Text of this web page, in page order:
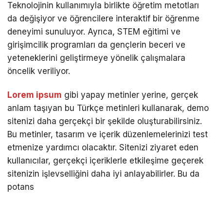
Teknolojinin kullanımıyla birlikte öğretim metotları
da değişiyor ve öğrencilere interaktif bir öğrenme
deneyimi sunuluyor. Ayrıca, STEM eğitimi ve
girişimcilik programları da gençlerin beceri ve
yeteneklerini geliştirmeye yönelik çalışmalara
öncelik veriliyor.
Lorem ipsum gibi yapay metinler yerine, gerçek
anlam taşıyan bu Türkçe metinleri kullanarak, demo
sitenizi daha gerçekçi bir şekilde oluşturabilirsiniz.
Bu metinler, tasarım ve içerik düzenlemelerinizi test
etmenize yardımcı olacaktır. Sitenizi ziyaret eden
kullanıcılar, gerçekçi içeriklerle etkileşime geçerek
sitenizin işlevselliğini daha iyi anlayabilirler. Bu da
potans